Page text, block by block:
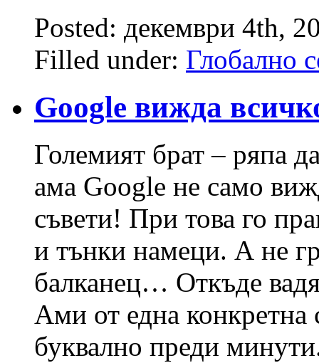
Posted: декември 4th,
Filled under: Глобално
Google вижда
Големият брат – ряпа
ама Google не само
съвети! При това го
и тънки намеци. А не
балканец… Откъде
Ами от една конкретна
буквално преди